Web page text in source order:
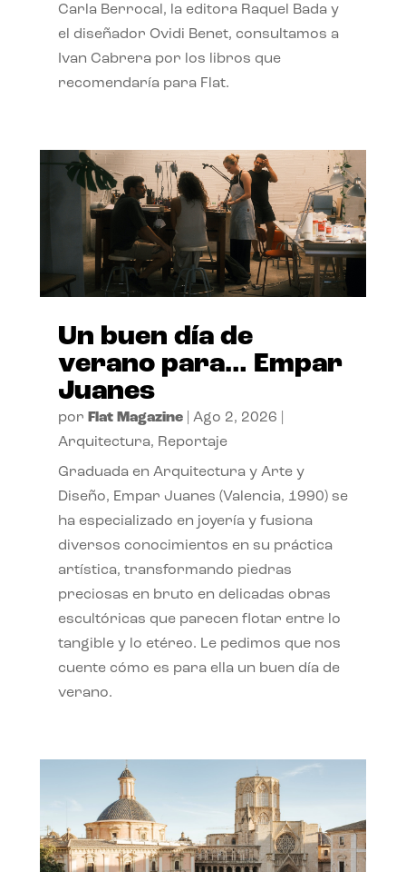
Carla Berrocal, la editora Raquel Bada y
el diseñador Ovidi Benet, consultamos a
Ivan Cabrera por los libros que
recomendaría para Flat.
Un buen día de
verano para… Empar
Juanes
por Flat Magazine| Ago 2, 2026
Arquitectura, Reportaje
Graduada en Arquitectura y Arte y
Diseño, Empar Juanes (Valencia, 1990) se
ha especializado en joyería y fusiona
diversos conocimientos en su práctica
artística, transformando piedras
preciosas en bruto en delicadas obras
escultóricas que parecen flotar entre lo
tangible y lo etéreo. Le pedimos que nos
cuente cómo es para ella un buen día de
verano.